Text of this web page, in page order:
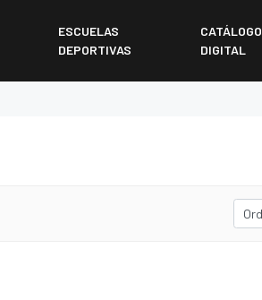
ESCUELAS
DEPORTIVAS
CATÁLOGO
DIGITAL